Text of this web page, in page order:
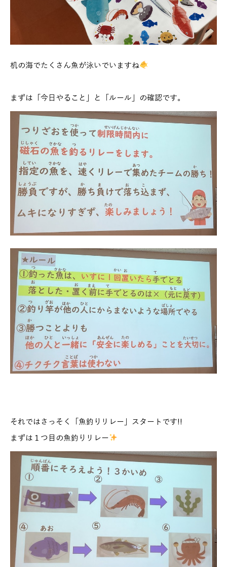
机の海でたくさん魚が泳いでいますね
まずは「今日やること」と「ルール」の確認です。
それではさっそく「魚釣りリレー」スタートです!!
まずは１つ目の魚釣りリレー